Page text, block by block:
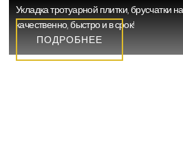
Укладка тротуарной плитки,
качественно, быстро и в срок!
ПОДРОБНЕЕ